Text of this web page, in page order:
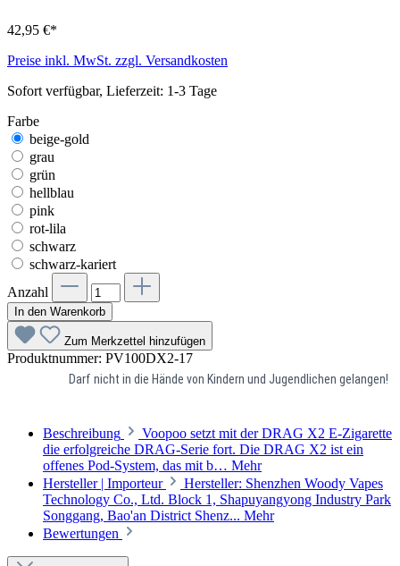
42,95 €*
Preise inkl. MwSt. zzgl. Versandkosten
Sofort verfügbar, Lieferzeit: 1-3 Tage
Farbe
beige-gold
grau
grün
hellblau
pink
rot-lila
schwarz
schwarz-kariert
Anzahl
In den Warenkorb
Zum Merkzettel hinzufügen
Produktnummer: PV100DX2-17
Darf nicht in die Hände von Kindern und Jugendlichen gelangen!
Beschreibung
Voopoo setzt mit der DRAG X2 E-Zigarette
die erfolgreiche DRAG-Serie fort. Die DRAG X2 ist ein
offenes Pod-System, das mit b… Mehr
Hersteller | Importeur
Hersteller: Shenzhen Woody Vapes
Technology Co., Ltd. Block 1, Shapuyangyong Industry Park
Songgang, Bao'an District Shenz... Mehr
Bewertungen